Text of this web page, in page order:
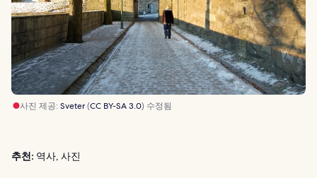
사진 제공: Sveter(CC BY-SA 3.0) 수정됨
추천: 역사, 사진